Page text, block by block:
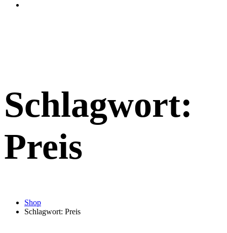
Schlagwort:
Preis
Shop
Schlagwort: Preis